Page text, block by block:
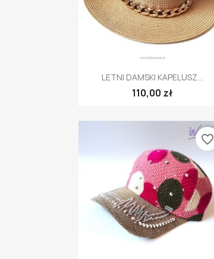
 Szybki podgląd
LETNI DAMSKI KAPELUSZ...
110,00 zł
favorite_border